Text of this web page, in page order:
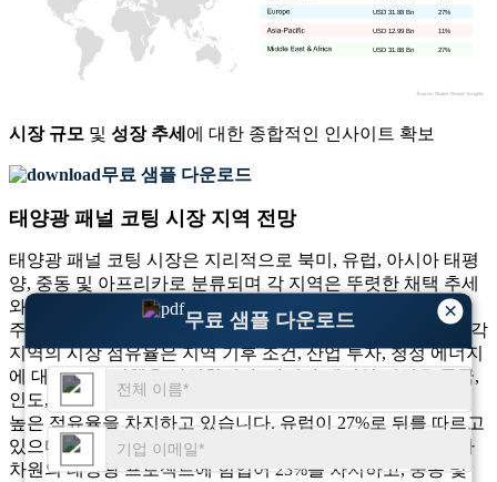
×
무료 샘플 다운로드
27%
USD 31.88 Bn
11%
USD 12.99 Bn
27%
USD 31.88 Bn
시장 규모 및 성장 추세 에 대한 종합적인 인사이트 확보
무료 샘플 다운로드
태양광 패널 코팅 시장 지역 전망
태양광 패널 코팅 시장은 지리적으로 북미, 유럽, 아시아 태평
양, 중동 및 아프리카로 분류되며 각 지역은 뚜렷한 채택 추세
와 기술 선호도를 보여줍니다. 아시아 태평양 지역이 시장을
주도하고 유럽, 북미, 중동 및 아프리카가 그 뒤를 따릅니다. 각
지역의 시장 점유율은 지역 기후 조건, 산업 투자, 청정 에너지
에 대한 정부 정책을 반영합니다. 아시아 태평양 지역은 중국,
인도, 동남아시아의 높은 태양광 배치에 힘입어 38%로 가장
높은 점유율을 차지하고 있습니다. 유럽이 27%로 뒤를 따르고
있으며 환경 규제에 대한 지지를 받고 있습니다. 북미는 국가
차원의 태양광 프로젝트에 힘입어 23%를 차지하고, 중동 및